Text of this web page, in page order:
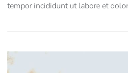
tempor incididunt ut labore et